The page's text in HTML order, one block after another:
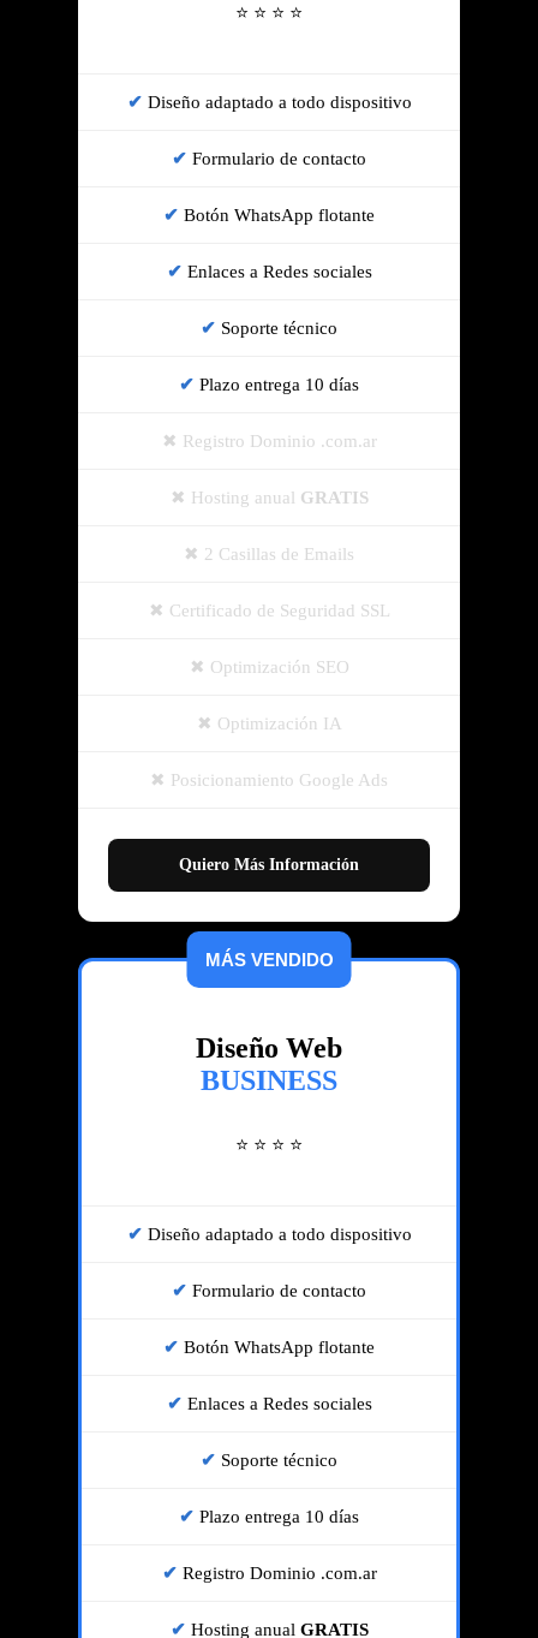
⭐ ⭐ ⭐ ⭐
Diseño adaptado a todo dispositivo
Formulario de contacto
Botón WhatsApp flotante
Enlaces a Redes sociales
Soporte técnico
Plazo entrega 10 días
Registro Dominio .com.ar
Hosting anual GRATIS
2 Casillas de Emails
Certificado de Seguridad SSL
Optimización SEO
Optimización IA
Posicionamiento Google Ads
Quiero Más Información
MÁS VENDIDO
Diseño Web
BUSINESS
⭐ ⭐ ⭐ ⭐
Diseño adaptado a todo dispositivo
Formulario de contacto
Botón WhatsApp flotante
Enlaces a Redes sociales
Soporte técnico
Plazo entrega 10 días
Registro Dominio .com.ar
Hosting anual GRATIS